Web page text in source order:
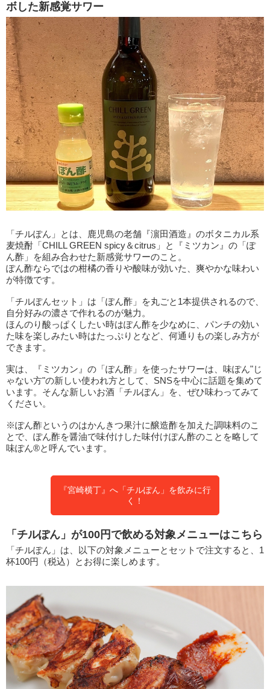
ボした新感覚サワー
「チルぽん」とは、鹿児島の老舗『濵田酒造』のボタニカル系
麦焼酎「CHILL GREEN spicy＆citrus」と『ミツカン』の「ぽ
ん酢」を組み合わせた新感覚サワーのこと。
ぽん酢ならではの柑橘の香りや酸味が効いた、爽やかな味わい
が特徴です。
「チルぽんセット」は「ぽん酢」を丸ごと1本提供されるので、
自分好みの濃さで作れるのが魅力。
ほんのり酸っぱくしたい時はぽん酢を少なめに、パンチの効い
た味を楽しみたい時はたっぷりとなど、何通りもの楽しみ方が
できます。
実は、『ミツカン』の「ぽん酢」を使ったサワーは、味ぽん"じ
ゃない方"の新しい使われ方として、SNSを中心に話題を集めて
います。そんな新しいお酒「チルぽん」を、ぜひ味わってみて
ください。
※ぽん酢というのはかんきつ果汁に醸造酢を加えた調味料のこ
とで、ぽん酢を醤油で味付けした味付けぽん酢のことを略して
味ぽん®と呼んでいます。
『宮崎横丁』へ「チルぽん」を飲みに行
く！
「チルぽん」が100円で飲める対象メニューはこちら
「チルぽん」は、以下の対象メニューとセットで注文すると、1
杯100円（税込）とお得に楽しめます。